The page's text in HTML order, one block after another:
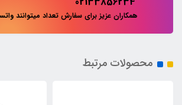
همکاران عزیز برای سفارش تعداد میتوانند
محصولات مرتبط